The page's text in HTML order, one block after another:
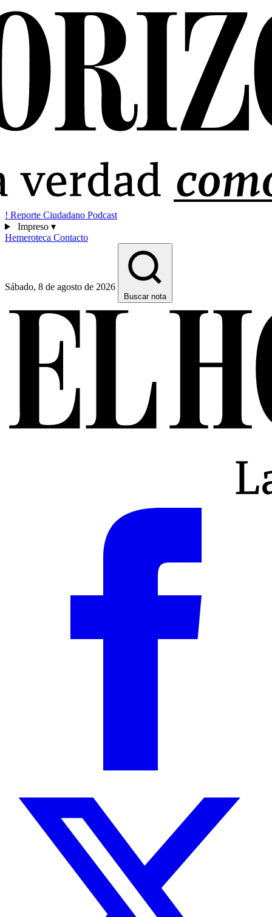
! Reporte Ciudadano Podcast
Impreso ▾
Hemeroteca Contacto
Sábado, 8 de agosto de 2026
Buscar nota